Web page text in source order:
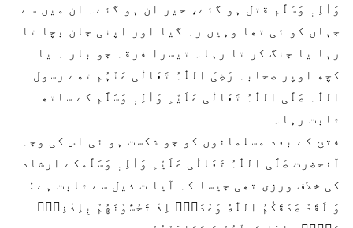
وَاٰلِہٖ وَسَلَّم قتل ہو گئے، حیر ان ہو گئے۔ ان میں سے
جہاں کو ئی تھا وہیں رہ گیا اور اپنی جان بچا تا
رہا یا جنگ کر تا رہا۔ تیسرا فرقہ جو بار ہ یا
کچھ اوپر صحابہ رَضِیَ اللّٰہُ تَعَالٰی عَنْہُم تھے رسول
اللّٰہ صَلَّی اللّٰہُ تَعَالٰی عَلَیْہِ وَاٰلِہٖ وَسَلَّم کے ساتھ
ثابت رہا۔
فتح کے بعد مسلمانوں کو جو شکست ہو ئی اس کی وجہ
آنحضرت صَلَّی اللّٰہُ تَعَالٰی عَلَیْہِ وَاٰلِہٖ وَسَلَّمکے ارشاد
کی خلاف ورزی تھی جیسا کہ آیا ت ذیل سے ثابت ہے :
وَ لَقَدْ صَدَقَكُمُ اللّٰهُ وَعْدَهٗۤ اِذْ تَحُسُّوْنَهُمْ بِاِذْنِهٖۚ